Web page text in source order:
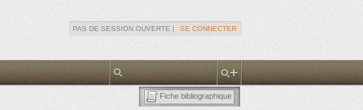
PAS DE SESSION OUVERTE | SE CONNECTER
Fiche bibliographique